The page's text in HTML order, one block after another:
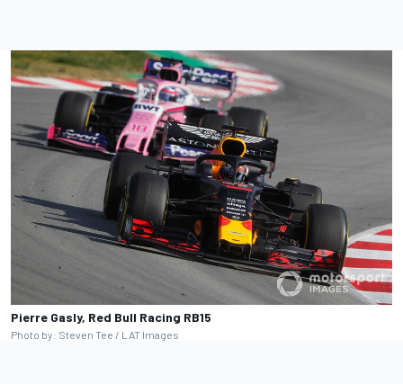
Pierre Gasly, Red Bull Racing RB15
Photo by: Steven Tee / LAT Images